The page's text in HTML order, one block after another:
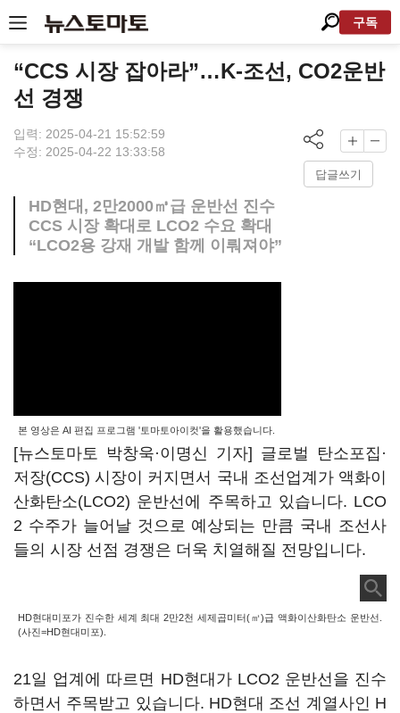
구독
“CCS 시장 잡아라”…K-조선, CO2운반
선 경쟁
입력: 2025-04-21 15:52:59
수정: 2025-04-22 13:33:58
답글쓰기
HD현대, 2만2000㎥급 운반선 진수
CCS 시장 확대로 LCO2 수요 확대
“LCO2용 강재 개발 함께 이뤄져야”
본 영상은 AI 편집 프로그램 '토마토아이컷'을 활용했습니다.
[뉴스토마토 박창욱·이명신 기자] 글로벌 탄소포집·
저장(CCS) 시장이 커지면서 국내 조선업계가 액화이
산화탄소(LCO2) 운반선에 주목하고 있습니다. LCO
2 수주가 늘어날 것으로 예상되는 만큼 국내 조선사
들의 시장 선점 경쟁은 더욱 치열해질 전망입니다.
HD현대미포가 진수한 세계 최대 2만2천 세제곱미터(㎥)급 액화이산화탄소 운반선.
(사진=HD현대미포).
21일 업계에 따르면 HD현대가 LCO2 운반선을 진수
하면서 주목받고 있습니다. HD현대 조선 계열사인 H